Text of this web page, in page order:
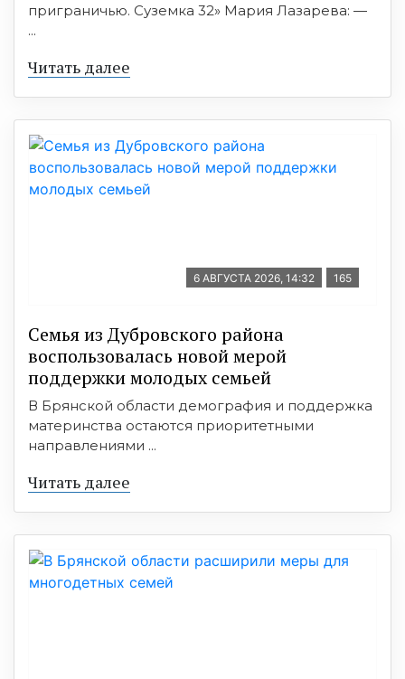
приграничью. Суземка 32» Мария Лазарева: —
...
Читать далее
6 АВГУСТА 2026, 14:32 165
Семья из Дубровского района
воспользовалась новой мерой
поддержки молодых семьей
В Брянской области демография и поддержка
материнства остаются приоритетными
направлениями ...
Читать далее